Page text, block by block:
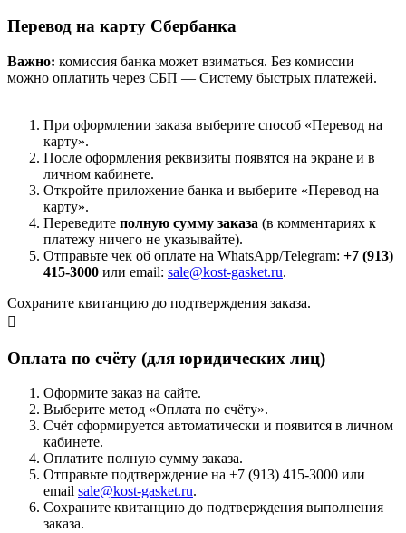
Перевод на карту Сбербанка
Важно: комиссия банка может взиматься. Без комиссии
можно оплатить через СБП — Систему быстрых платежей.
При оформлении заказа выберите способ «Перевод на
карту».
После оформления реквизиты появятся на экране и в
личном кабинете.
Откройте приложение банка и выберите «Перевод на
карту».
Переведите полную сумму заказа (в комментариях к
платежу ничего не указывайте).
Отправьте чек об оплате на WhatsApp/Telegram: +7 (913)
415-3000 или email: sale@kost-gasket.ru.
Сохраните квитанцию до подтверждения заказа.
Оплата по счёту (для юридических лиц)
Оформите заказ на сайте.
Выберите метод «Оплата по счёту».
Счёт сформируется автоматически и появится в личном
кабинете.
Оплатите полную сумму заказа.
Отправьте подтверждение на +7 (913) 415-3000 или
email sale@kost-gasket.ru.
Сохраните квитанцию до подтверждения выполнения
заказа.